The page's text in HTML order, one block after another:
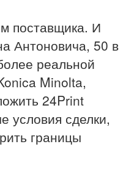
поставщика. И
Антоновича, 50 в
реальной
Minolta,
24Print
условия сделки,
границы